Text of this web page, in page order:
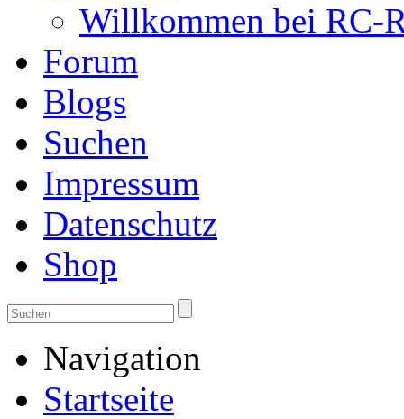
Willkommen bei RC-
Forum
Blogs
Suchen
Impressum
Datenschutz
Shop
Navigation
Startseite